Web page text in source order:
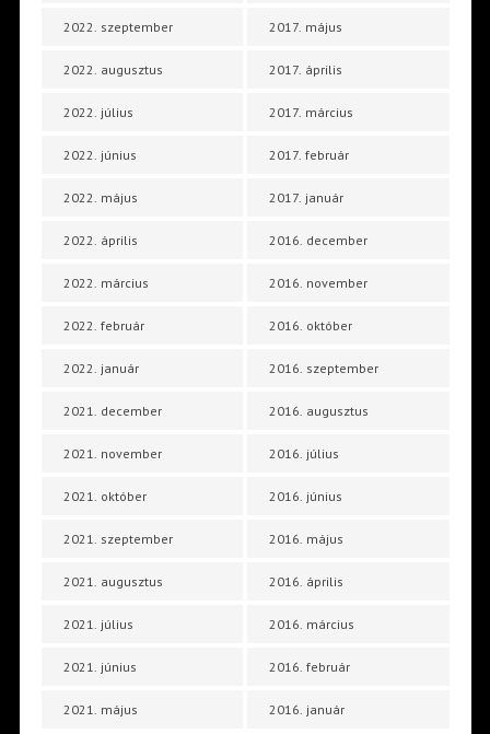
2022. szeptember
2022. augusztus
2022. július
2022. június
2022. május
2022. április
2022. március
2022. február
2022. január
2021. december
2021. november
2021. október
2021. szeptember
2021. augusztus
2021. július
2021. június
2021. május
2017. május
2017. április
2017. március
2017. február
2017. január
2016. december
2016. november
2016. október
2016. szeptember
2016. augusztus
2016. július
2016. június
2016. május
2016. április
2016. március
2016. február
2016. január